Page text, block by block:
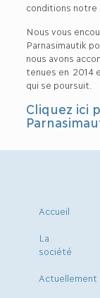
conditions notre
Nous vous
Parnasimautik
nous avons
tenues en 2014
qui se poursuit.
Cliquez ici
Accueil
La
société
Actuellement